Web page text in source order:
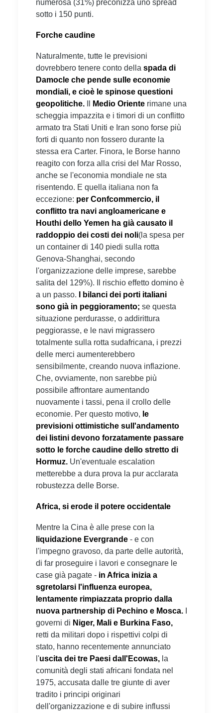
numerosa (31%) preconizza uno spread
sotto i 150 punti.
Forche caudine
Naturalmente, tutte le previsioni
dovrebbero tenere conto della spada di
Damocle che pende sulle economie
mondiali, e cioè le spinose questioni
geopolitiche.
Medio Oriente rimane una
scheggia impazzita e i timori di un conflitto
armato tra Stati Uniti e Iran sono forse più
forti di quanto non fossero durante la
stessa era Carter. Finora, le Borse hanno
reagito con forza alla crisi del Mar Rosso,
anche se l'economia mondiale ne sta
risentendo. E quella italiana non fa
eccezione: per Confcommercio, il
conflitto tra navi angloamericane e
Houthi dello Yemen ha già causato il
raddoppio dei costi dei noli(la spesa per
un container di 140 piedi sulla rotta
Genova-Shanghai, secondo
l'organizzazione delle imprese, sarebbe
salita del 129%). Il rischio effetto domino è
a un passo.
I bilanci dei porti italiani
sono già in peggioramento; se questa
situazione perdurasse, o addirittura
peggiorasse, e le navi migrassero
totalmente sulla rotta sudafricana, i prezzi
delle merci aumenterebbero
sensibilmente, creando nuova inflazione.
Che, ovviamente, non sarebbe più
possibile affrontare aumentando
nuovamente i tassi, pena il crollo delle
economie. Per questo motivo, le
previsioni ottimistiche sull'andamento
dei listini devono forzatamente passare
sotto le forche caudine dello stretto di
Hormuz. Un'eventuale escalation
metterebbe a dura prova la pur acclarata
robustezza delle Borse.
Africa, si erode il potere occidentale
Mentre la Cina è alle prese con la
liquidazione Evergrande - e con
l'impegno gravoso, da parte delle autorità,
di far proseguire i lavori e consegnare le
case già pagate - in Africa inizia a
sgretolarsi l'influenza europea,
lentamente rimpiazzata proprio dalla
nuova partnership di Pechino e Mosca.
governi di Niger, Mali e Burkina Faso,
retti da militari dopo i rispettivi colpi di
stato, hanno recentemente annunciato
l'uscita dei tre Paesi dall'Ecowas, la
comunità degli stati africani fondata nel
1975, accusata dalle tre giunte di aver
tradito i principi originari
dell'organizzazione e di subire influssi